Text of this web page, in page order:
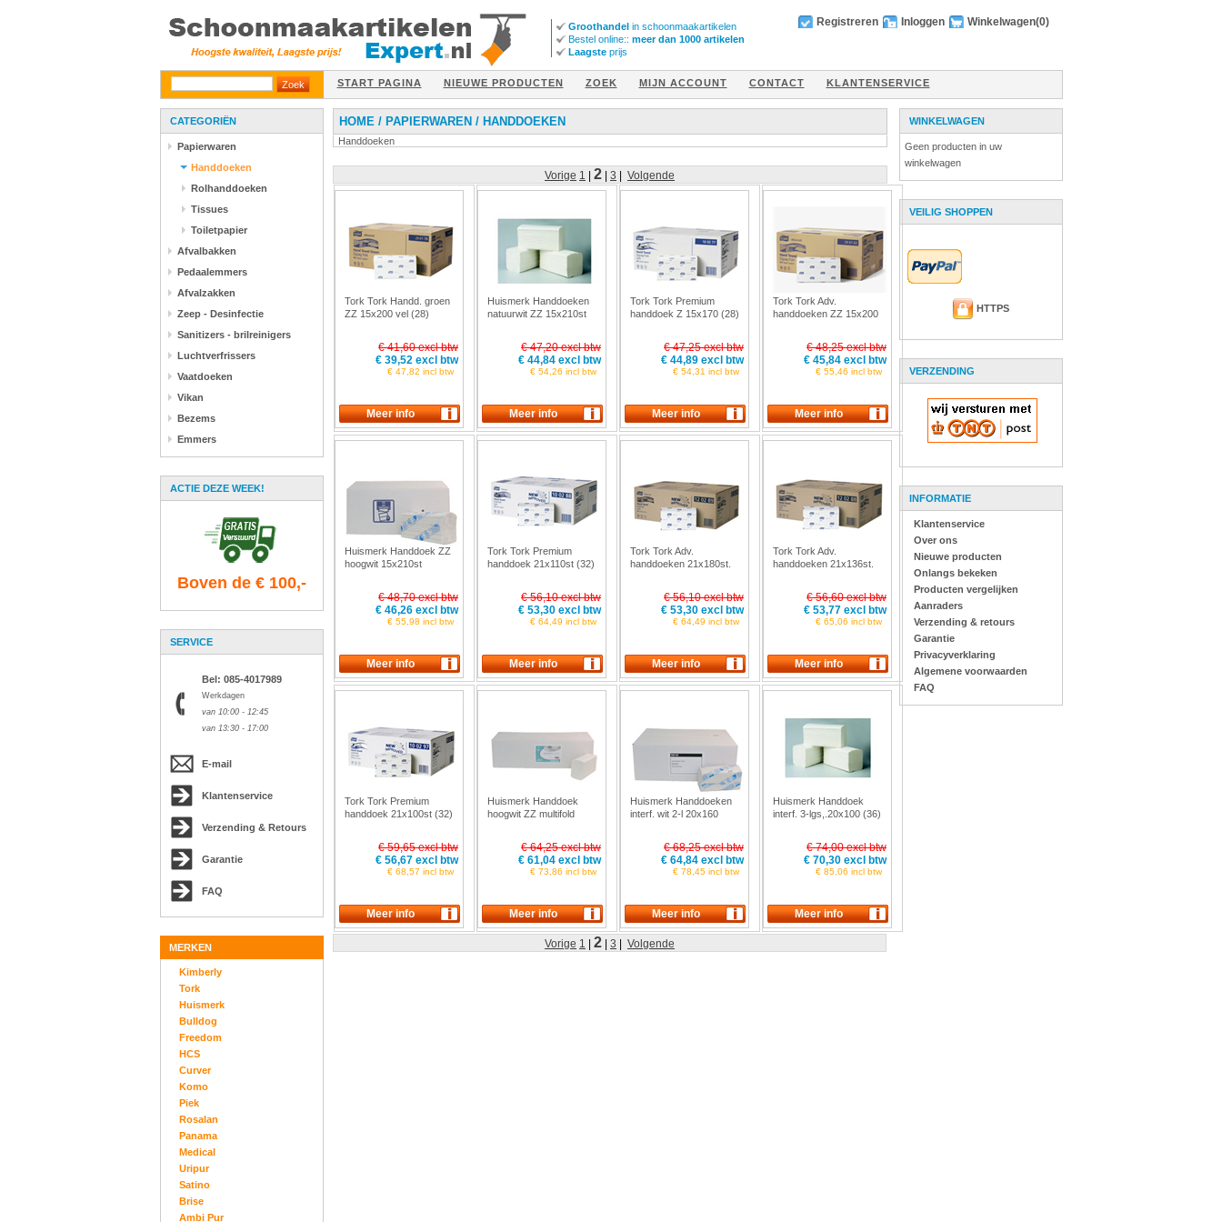
Groothandel in schoonmaakartikelen
Bestel online:: meer dan 1000 artikelen
Laagste prijs
Registreren Inloggen Winkelwagen(0)
START PAGINA NIEUWE PRODUCTEN ZOEK MIJN ACCOUNT CONTACT KLANTENSERVICE
CATEGORIËN
Papierwaren
Handdoeken
Rolhanddoeken
Tissues
Toiletpapier
Afvalbakken
Pedaalemmers
Afvalzakken
Zeep - Desinfectie
Sanitizers - brilreinigers
Luchtverfrissers
Vaatdoeken
Vikan
Bezems
Emmers
ACTIE DEZE WEEK!
Boven de € 100,-
SERVICE
Bel: 085-4017989
Werkdagen
van 10:00 - 12:45
van 13:30 - 17:00
E-mail
Klantenservice
Verzending & Retours
Garantie
FAQ
MERKEN
Kimberly
Tork
Huismerk
Bulldog
Freedom
HCS
Curver
Komo
Piek
Rosalan
Panama
Medical
Uripur
Satino
Brise
Ambi Pur
HOME/ PAPIERWAREN / HANDDOEKEN
Handdoeken
Vorige 1 2 3 Volgende
Tork Tork Handd. groen
ZZ 15x200 vel (28)
€ 41,60 excl btw
€ 39,52 excl btw
€ 47,82 incl btw
Huismerk Handdoeken
natuurwit ZZ 15x210st
€ 47,20 excl btw
€ 44,84 excl btw
€ 54,26 incl btw
Tork Tork Premium
handdoek Z 15x170 (28)
€ 47,25 excl btw
€ 44,89 excl btw
€ 54,31 incl btw
Tork Tork Adv.
handdoeken ZZ 15x200
€ 48,25 excl btw
€ 45,84 excl btw
€ 55,46 incl btw
Huismerk Handdoek ZZ
hoogwit 15x210st
€ 48,70 excl btw
€ 46,26 excl btw
€ 55,98 incl btw
Tork Tork Premium
handdoek 21x110st (32)
€ 56,10 excl btw
€ 53,30 excl btw
€ 64,49 incl btw
Tork Tork Adv.
handdoeken 21x180st.
€ 56,10 excl btw
€ 53,30 excl btw
€ 64,49 incl btw
Tork Tork Adv.
handdoeken 21x136st.
€ 56,60 excl btw
€ 53,77 excl btw
€ 65,06 incl btw
Tork Tork Premium
handdoek 21x100st (32)
€ 59,65 excl btw
€ 56,67 excl btw
€ 68,57 incl btw
Huismerk Handdoek
hoogwit ZZ multifold
€ 64,25 excl btw
€ 61,04 excl btw
€ 73,86 incl btw
Huismerk Handdoeken
interf. wit 2-l 20x160
€ 68,25 excl btw
€ 64,84 excl btw
€ 78,45 incl btw
Huismerk Handdoek
interf. 3-lgs,.20x100 (36)
€ 74,00 excl btw
€ 70,30 excl btw
€ 85,06 incl btw
Vorige 1 2 3 Volgende
WINKELWAGEN
Geen producten in uw
winkelwagen
VEILIG SHOPPEN
HTTPS
VERZENDING
INFORMATIE
Klantenservice
Over ons
Nieuwe producten
Onlangs bekeken
Producten vergelijken
Aanraders
Verzending & retours
Garantie
Privacyverklaring
Algemene voorwaarden
FAQ